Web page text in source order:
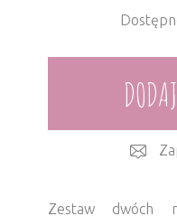
Zestaw dwóch